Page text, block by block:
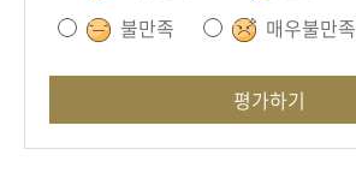
불만족
매우불만족
평가하기